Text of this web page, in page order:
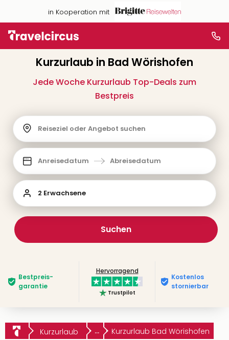
in Kooperation mit
Kurzurlaub in Bad Wörishofen
Jede Woche Kurzurlaub Top-Deals zum
Bestpreis
Reiseziel oder Angebot suchen
Anreisedatum Abreisedatum
2 Erwachsene
Suchen
Bestpreis­
garantie
Hervorragend
Trustpilot
Kostenlos
stornierbar
Kurzurlaub ... Kurzurlaub Bad Wörishofen